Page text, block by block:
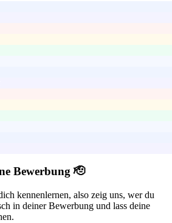
Bewerbung 🫡
kennenlernen, also zeig uns, wer du
in deiner Bewerbung und lass deine